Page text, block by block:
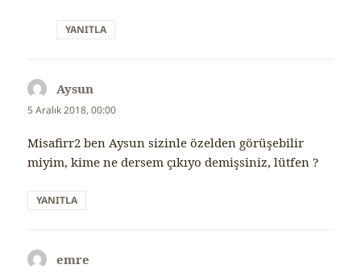
YANITLA
Aysun
ki:
5 Aralık 2018, 00:00
Misafirr2 ben Aysun sizinle özelden görüşebilir
miyim, kime ne dersem çıkıyo demişsiniz, lütfen ?
YANITLA
emre